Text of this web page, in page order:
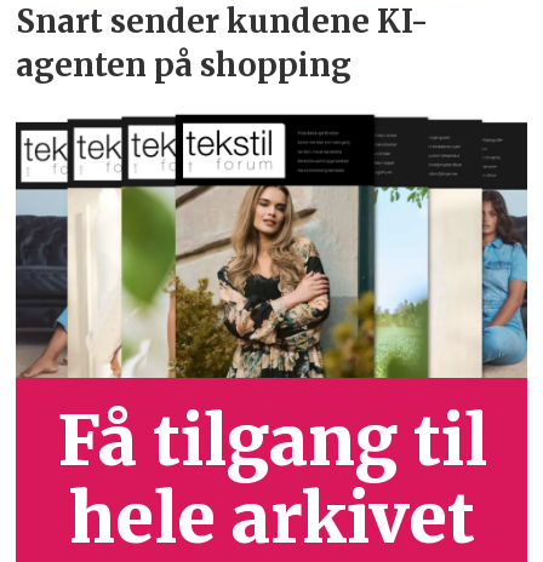
Snart sender kundene KI-
agenten på shopping
Få tilgang til
hele arkivet